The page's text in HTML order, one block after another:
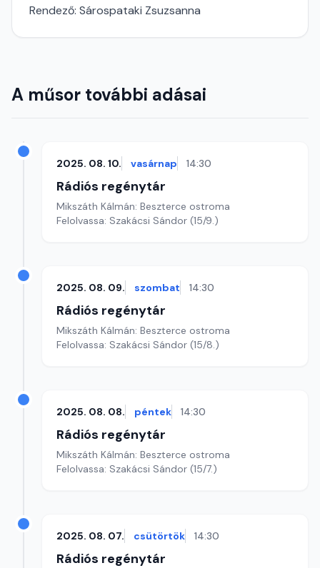
Rendező: Sárospataki Zsuzsanna
A műsor további adásai
2025. 08. 10. vasárnap 14:30
Rádiós regénytár
Mikszáth Kálmán: Beszterce ostroma
Felolvassa: Szakácsi Sándor (15/9.)
2025. 08. 09. szombat 14:30
Rádiós regénytár
Mikszáth Kálmán: Beszterce ostroma
Felolvassa: Szakácsi Sándor (15/8.)
2025. 08. 08. péntek 14:30
Rádiós regénytár
Mikszáth Kálmán: Beszterce ostroma
Felolvassa: Szakácsi Sándor (15/7.)
2025. 08. 07. csütörtök 14:30
Rádiós regénytár